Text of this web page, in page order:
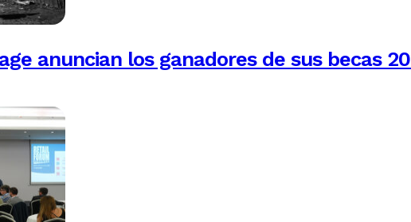
anuncian los ganadores de sus becas